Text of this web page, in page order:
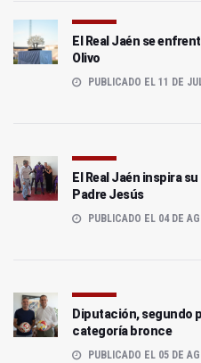
El Real Jaén se
Olivo
PUBLICADO EL 11 DE
El Real Jaén inspira
Padre Jesús
PUBLICADO EL 04 DE
Diputación, segundo
categoría bronce
PUBLICADO EL 05 DE